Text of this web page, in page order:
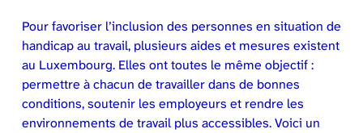
Pour favoriser l’inclusion des personnes en situation de
handicap au travail, plusieurs aides et mesures existent
au Luxembourg. Elles ont toutes le même objectif :
permettre à chacun de travailler dans de bonnes
conditions, soutenir les employeurs et rendre les
environnements de travail plus accessibles. Voici un